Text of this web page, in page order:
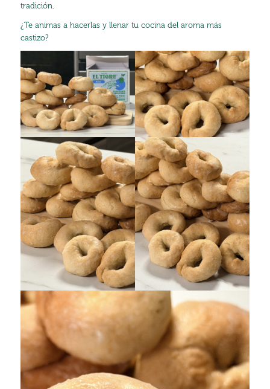
tradición.
¿Te animas a hacerlas y llenar tu cocina del aroma más
castizo?